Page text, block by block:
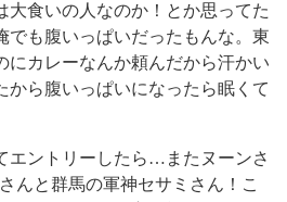
大食いの人なのか！とか思ってた
でも腹いっぱいだったもんな。東
にカレーなんか頼んだから汗かい
から腹いっぱいになったら眠くて
エントリーしたら…またヌーンさ
んと群馬の軍神セサミさん！こ